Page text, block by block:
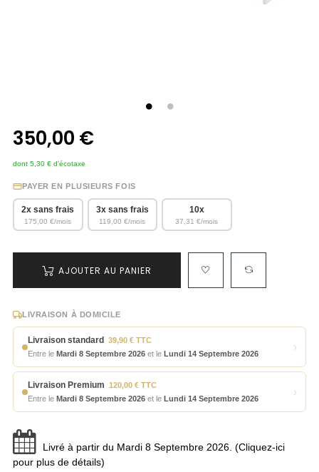
350,00 €
dont 5,30 € d'écotaxe
PAYER EN PLUSIEURS FOIS
2x sans frais
175,00 €/mois
3x sans frais
119,00 €/mois
10x
37,31 €/mois
AJOUTER AU PANIER
LIVRAISON À DOMICILE
Livraison standard
39,90 € TTC
Entre le Mardi 8 Septembre 2026 et le Lundi 14 Septembre 2026
›
Livraison Premium 120,00 € TTC
Entre le Mardi 8 Septembre 2026 et le Lundi 14 Septembre 2026
›
Livré à partir du Mardi 8 Septembre 2026. (Cliquez-ici
pour plus de détails)